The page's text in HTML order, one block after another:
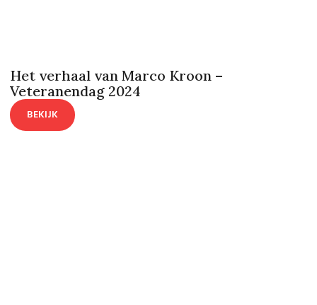
Het verhaal van Marco Kroon –
Veteranendag 2024
BEKIJK